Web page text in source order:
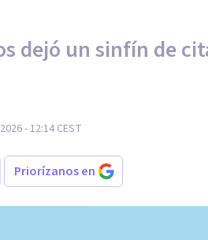
dejó un sinfín de
- 12:14CEST
Priorízanos en